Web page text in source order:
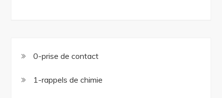
0-prise de contact
1-rappels de chimie